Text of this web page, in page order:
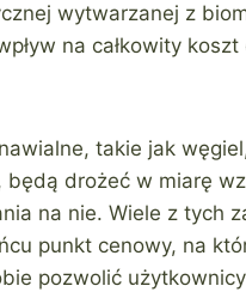
wytwarzanej z
na całkowity koszt
takie jak
będą drożeć w miarę
na nie. Wiele z tych
punkt cenowy, na
pozwolić użytkownicy